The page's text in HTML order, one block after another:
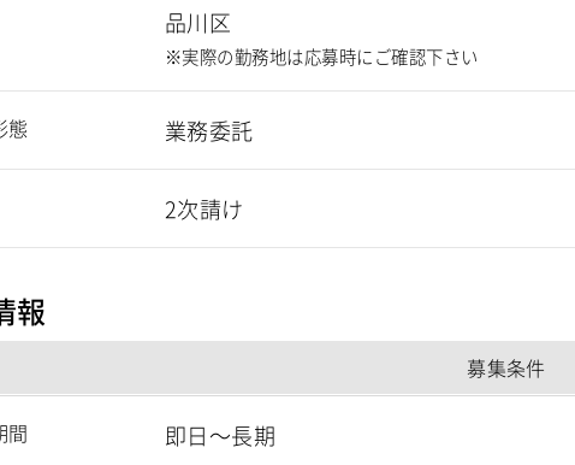
品川区
※実際の勤務地は応募時にご確認下さい
態 業務委託
2次請け
報
募集条件
間 即日～長期